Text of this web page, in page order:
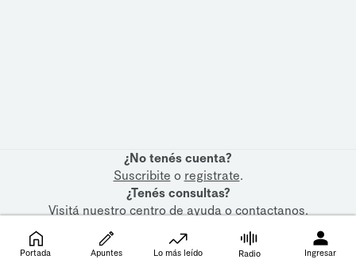
¿No tenés cuenta?
Suscribite o registrate.
¿Tenés consultas?
Visitá nuestrocentro de ayudaocontactanos.
Portada Apuntes Lo más leído Radio Ingresar